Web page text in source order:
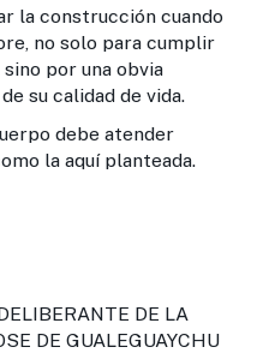
la construcción cuando
no solo para cumplir
por una obvia
su calidad de vida.
atender
la aquí planteada.
DE LA
DE GUALEGUAYCHU